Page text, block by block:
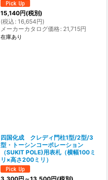
15,140円(税別)
(税込 : 16,654円)
メーカーカタログ価格: 21,715円
在庫あり
四国化成 クレディ門柱1型/2型/3
型・トーシンコーポレーション
（SUKIT POLE)用表札（横幅100ミ
リ×高さ200ミリ）